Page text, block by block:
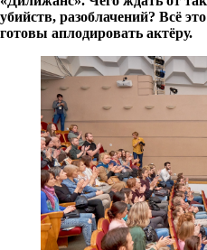
убийств, разоблачений? Всё
готовы аплодировать актёру.